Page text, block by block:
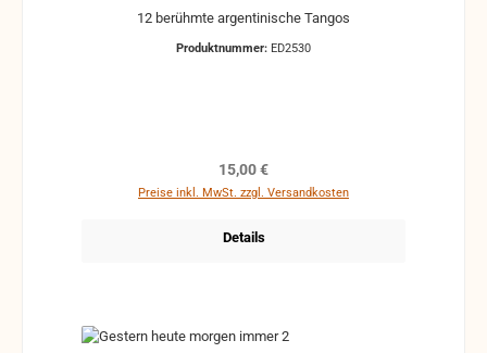
12 berühmte argentinische Tangos
Produktnummer: ED2530
Regulärer Preis:
15,00 €
Preise inkl. MwSt. zzgl. Versandkosten
Details